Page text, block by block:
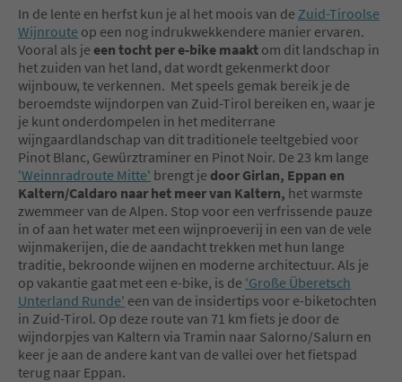
In de lente en herfst kun je al het moois van de Zuid-Tiroolse
Wijnroute op een nog indrukwekkendere manier ervaren.
Vooral als je een tocht per e-bike maakt om dit landschap in
het zuiden van het land, dat wordt gekenmerkt door
wijnbouw, te verkennen. Met speels gemak bereik je de
beroemdste wijndorpen van Zuid-Tirol bereiken en, waar je
je kunt onderdompelen in het mediterrane
wijngaardlandschap van dit traditionele teeltgebied voor
Pinot Blanc, Gewürztraminer en Pinot Noir. De 23 km lange
'Weinnradroute Mitte' brengt je door Girlan, Eppan en
Kaltern/Caldaro naar het meer van Kaltern, het warmste
zwemmeer van de Alpen. Stop voor een verfrissende pauze
in of aan het water met een wijnproeverij in een van de vele
wijnmakerijen, die de aandacht trekken met hun lange
traditie, bekroonde wijnen en moderne architectuur. Als je
op vakantie gaat met een e-bike, is de 'Große Überetsch
Unterland Runde' een van de insidertips voor e-biketochten
in Zuid-Tirol. Op deze route van 71 km fiets je door de
wijndorpjes van Kaltern via Tramin naar Salorno/Salurn en
keer je aan de andere kant van de vallei over het fietspad
terug naar Eppan.